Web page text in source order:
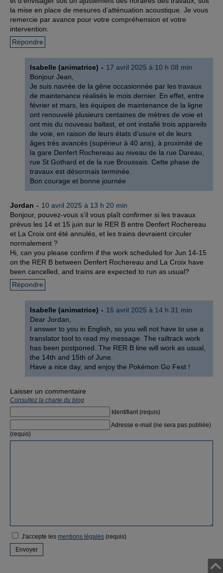
la mise en place de mesures d’atténuation acoustique. Je vous
remercie par avance pour votre compréhension et votre
intervention.
Répondre
Isabelle (animatrice)
17 avril 2025 à 10 h 08 min
Bonjour Jean,
Je suis navrée de la gêne occasionnée par les travaux
de maintenance réalisés le mois dernier. En effet, entre
février et mars, les équipes de maintenance de la ligne
ont renouvelé plusieurs centaines de mètres de voie et
ont mis du nouveau ballast, et ont installé trois appareils
de voie, en raison de leurs états d’usure et de leurs
âges très avancés (supérieur à 40 ans), à proximité de
la gare Denfert Rochereau au niveau de la rue Dareau,
rue St Gothard et de la rue Broussais. Cette phase de
travaux est désormais terminée.
Bon courage et bonne journée
Jordan
10 avril 2025 à 13 h 20 min
Bonjour, pouvez-vous s’il vous plaît confirmer si les travaux
prévus les 14 et 15 juin sur le RER B entre Denfert Rochereau
et La Croix ont été annulés, et les trains devraient circuler
normalement ?
Hi, can you please confirm if the work scheduled for Jun 14-15
on the RER B between Denfert Rochereau and La Croix have
been cancelled, and trains are expected to run as usual?
Répondre
Isabelle (animatrice)
16 avril 2025 à 14 h 31 min
Dear Jordan,
I answer to you in English, so you will not have to use a
translator tool to read my message. The railtrack work
has been postponed. The RER B line will work as usual,
the 14th and 15th of June.
Have a nice day, and enjoy the Pokémon Go Fest !
Laisser un commentaire
Consultez la charte du blog
Identifiant (requis)
Adresse e-mail (ne sera pas publiée)
(requis)
J'accepte les mentions légales (requis)